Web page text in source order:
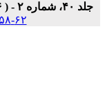
جلد ۴۰، شماره ۲ - ( ۶-۱۳۹۵ )
۶۲-۵۸